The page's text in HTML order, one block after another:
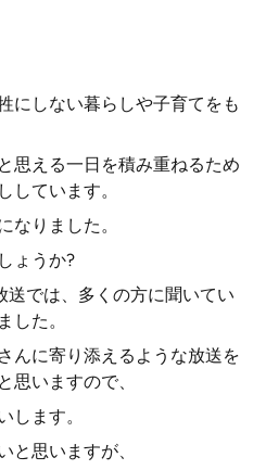
にしない暮らしや子育てをも
思える一日を積み重ねるため
しています。
なりました。
ょうか?
送では、多くの方に聞いてい
した。
んに寄り添えるような放送を
思いますので、
します。
と思いますが、